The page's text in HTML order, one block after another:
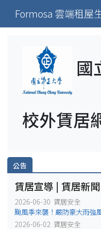
Formosa 雲端租屋
國
校外賃居
公告
賃居宣導 | 賃居新聞
2026-06-30 賃居安全
颱風季來襲！嚴防豪大雨強
2026-06-02 賃居安全